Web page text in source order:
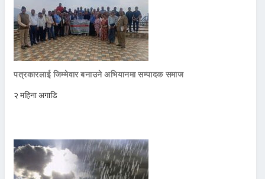
पत्रकारलाई जिम्मेवार बनाउने अभियानमा सम्पादक समाज
२ महिना अगाडि